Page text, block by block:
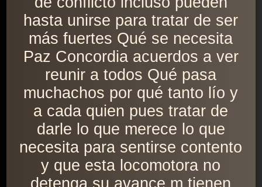
hasta unirse para tratar de ser
más fuertes Qué se necesita
Paz Concordia acuerdos a ver
reunir a todos Qué pasa
muchachos por qué tanto lío y
a cada quien pues tratar de
darle lo que merece lo que
necesita para sentirse contento
y que esta locomotora no